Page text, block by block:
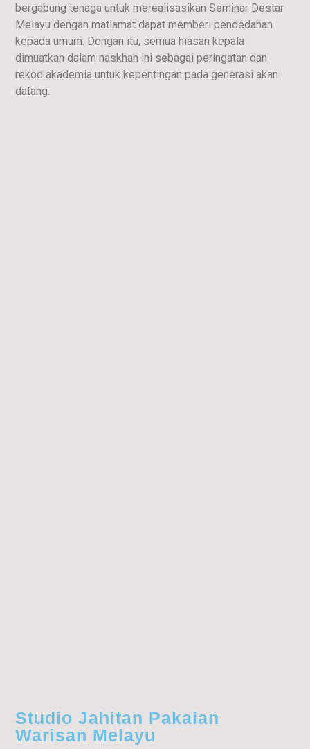
bergabung tenaga untuk merealisasikan Seminar Destar
Melayu dengan matlamat dapat memberi pendedahan
kepada umum. Dengan itu, semua hiasan kepala
dimuatkan dalam naskhah ini sebagai peringatan dan
rekod akademia untuk kepentingan pada generasi akan
datang.
Studio Jahitan Pakaian
Warisan Melayu